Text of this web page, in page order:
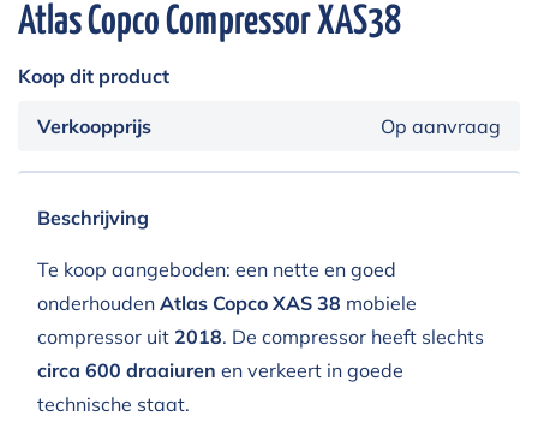
Atlas Copco Compressor XAS38
Koop dit product
Verkoopprijs Op aanvraag
Beschrijving
Te koop aangeboden: een nette en goed
onderhouden Atlas Copco XAS 38 mobiele
compressor uit 2018. De compressor heeft slechts
circa 600 draaiuren en verkeert in goede
technische staat.